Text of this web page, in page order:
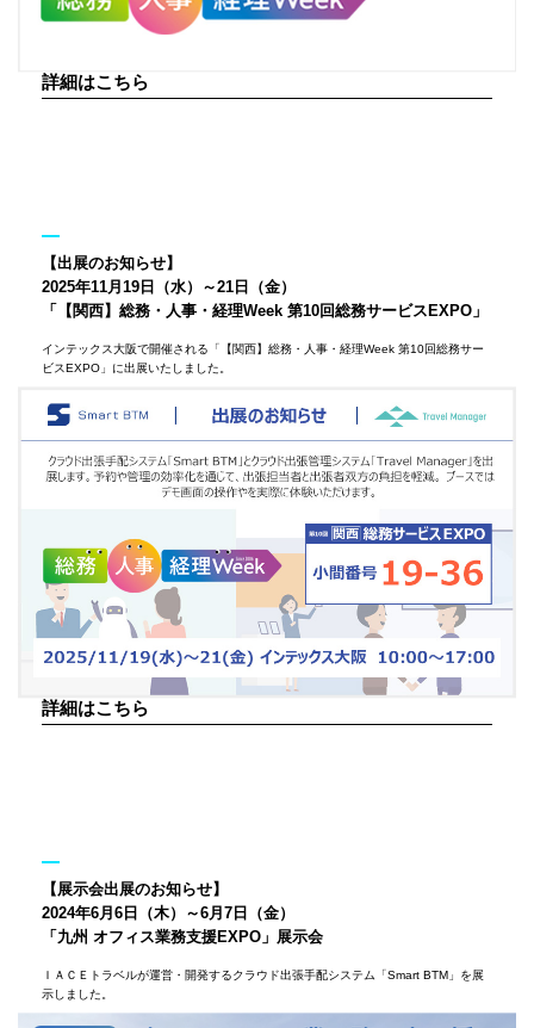
詳細はこちら
【出展のお知らせ】
2025年11月19日（水）～21日（金）
「【関西】総務・人事・経理Week 第10回総務サービスEXPO」
インテックス大阪で開催される「【関西】総務・人事・経理Week 第10回総務サー
ビスEXPO」に出展いたしました。
詳細はこちら
【展示会出展のお知らせ】
2024年6月6日（木）～6月7日（金）
「九州 オフィス業務支援EXPO」展示会
ＩＡＣＥトラベルが運営・開発するクラウド出張手配システム「Smart BTM」を展
示しました。